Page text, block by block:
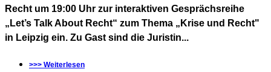
Recht um 19:00 Uhr zur interaktiven Gesprächsreihe
„Let’s Talk About Recht“ zum Thema „Krise und Recht"
in Leipzig ein. Zu Gast sind die Juristin...
>>> Weiterlesen